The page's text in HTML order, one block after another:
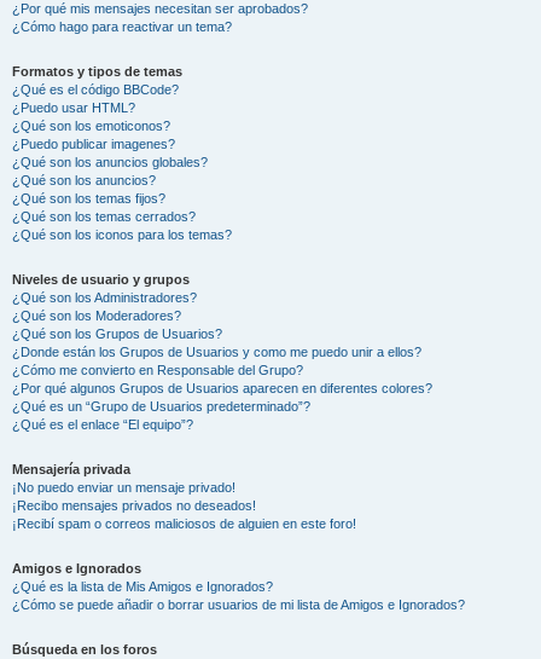
¿Por qué mis mensajes necesitan ser aprobados?
¿Cómo hago para reactivar un tema?
Formatos y tipos de temas
¿Qué es el código BBCode?
¿Puedo usar HTML?
¿Qué son los emoticonos?
¿Puedo publicar imagenes?
¿Qué son los anuncios globales?
¿Qué son los anuncios?
¿Qué son los temas fijos?
¿Qué son los temas cerrados?
¿Qué son los iconos para los temas?
Niveles de usuario y grupos
¿Qué son los Administradores?
¿Qué son los Moderadores?
¿Qué son los Grupos de Usuarios?
¿Donde están los Grupos de Usuarios y como me puedo unir a ellos?
¿Cómo me convierto en Responsable del Grupo?
¿Por qué algunos Grupos de Usuarios aparecen en diferentes colores?
¿Qué es un “Grupo de Usuarios predeterminado”?
¿Qué es el enlace “El equipo”?
Mensajería privada
¡No puedo enviar un mensaje privado!
¡Recibo mensajes privados no deseados!
¡Recibí spam o correos maliciosos de alguien en este foro!
Amigos e Ignorados
¿Qué es la lista de Mis Amigos e Ignorados?
¿Cómo se puede añadir o borrar usuarios de mi lista de Amigos e Ignorados?
Búsqueda en los foros